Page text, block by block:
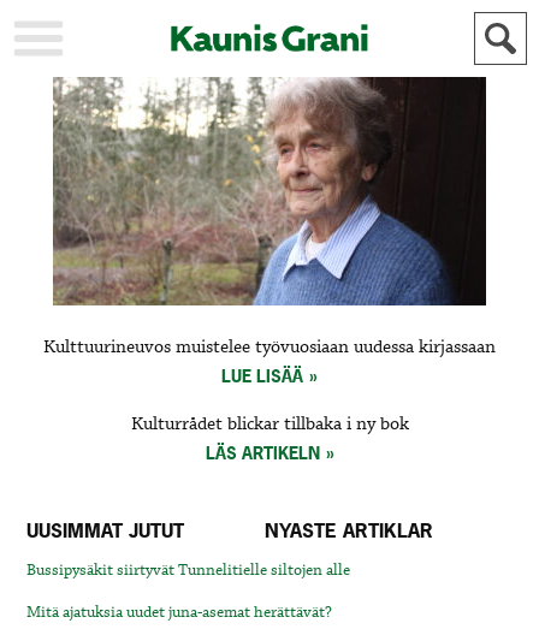
KAUPUNKI
STADEN
AJANKOHTAISTA
AKTUELLT
URHEILU
IDROTT
KULTTUURI
KULTUR
HISTORIA
HISTORIA
YLEINEN
ALLMÄN
MAINOSTAJILLE
FÖR
ANNONSÖRER
Kulttuurineuvos muistelee työvuosiaan uudessa kirjassaan
LUE LISÄÄ
Kulturrådet blickar tillbaka i ny bok
LÄS ARTIKELN
UUSIMMAT JUTUT NYASTE ARTIKLAR
Bussipysäkit siirtyvät Tunnelitielle siltojen alle
Mitä ajatuksia uudet juna-asemat herättävät?